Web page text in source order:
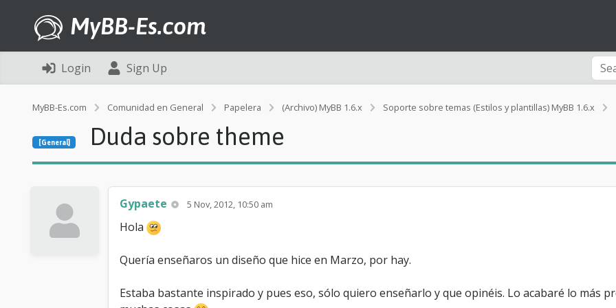
MyBB-Es.com
Login
Sign Up
MyBB-Es.com Comunidad en General Papelera (Archivo) MyBB 1.6.x Soporte sobre temas (Estilos y plantillas) MyBB 1.6.x
s
[General] Duda sobre theme
Gypaete 5 Nov, 2012, 10:50 am
Hola
Quería enseñaros un diseño que hice en Marzo, por hay.
Estaba bastante inspirado y pues eso, sólo quiero enseñarlo y que opinéis. Lo acabaré lo más